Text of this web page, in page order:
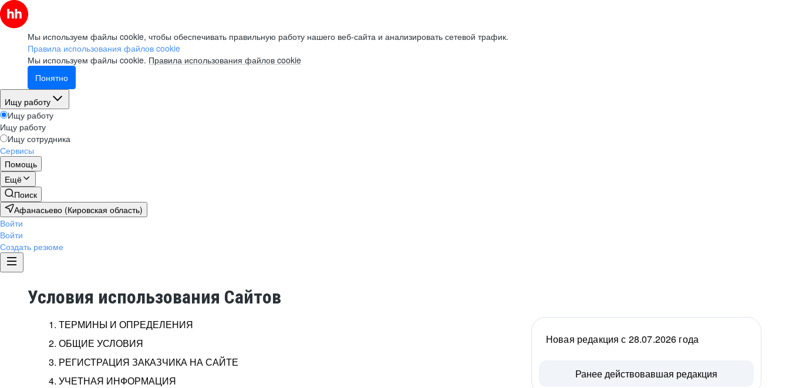
Мы используем файлы cookie, чтобы обеспечивать правильную работу нашего веб-сайта и анализировать сетевой трафик.
Правила использования файлов cookie
Мы используем файлы cookie. Правила использования файлов cookie
Понятно
Ищу работу
Ищу работу
Ищу работу
Ищу сотрудника
Сервисы
Помощь
Ещё
Поиск
Афанасьево (Кировская область)
Войти
Войти
Создать резюме
Условия использования Сайтов
1. ТЕРМИНЫ И ОПРЕДЕЛЕНИЯ
2. ОБЩИЕ УСЛОВИЯ
3. РЕГИСТРАЦИЯ ЗАКАЗЧИКА НА САЙТЕ
4. УЧЕТНАЯ ИНФОРМАЦИЯ
Новая редакция с 28.07.2026 года
Ранее действовавшая редакция